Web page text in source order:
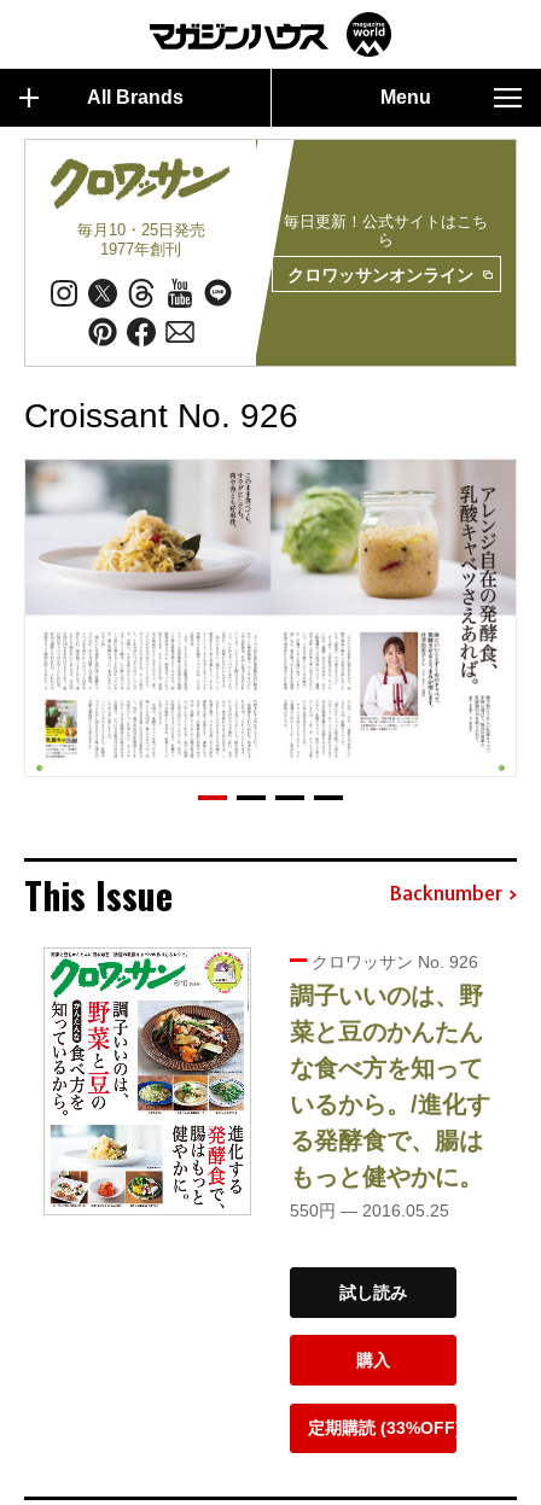
All Brands Menu
毎月10・25日発売
1977年創刊
毎日更新！公式サイトはこち
ら
クロワッサンオンライン
Croissant No. 926
This Issue Backnumber
クロワッサン No. 926
調子いいのは、野
菜と豆のかんたん
な食べ方を知って
いるから。/進化す
る発酵食で、腸は
もっと健やかに。
550円 — 2016.05.25
試し読み
購入
定期購読 (33%OFF)